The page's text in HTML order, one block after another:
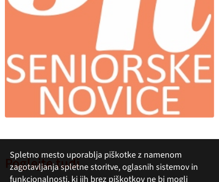
Poglejte tudi
Spletno mesto uporablja piškotke z namenom
zagotavljanja spletne storitve, oglasnih sistemov in
funkcionalnosti, ki jih brez piškotkov ne bi mogli